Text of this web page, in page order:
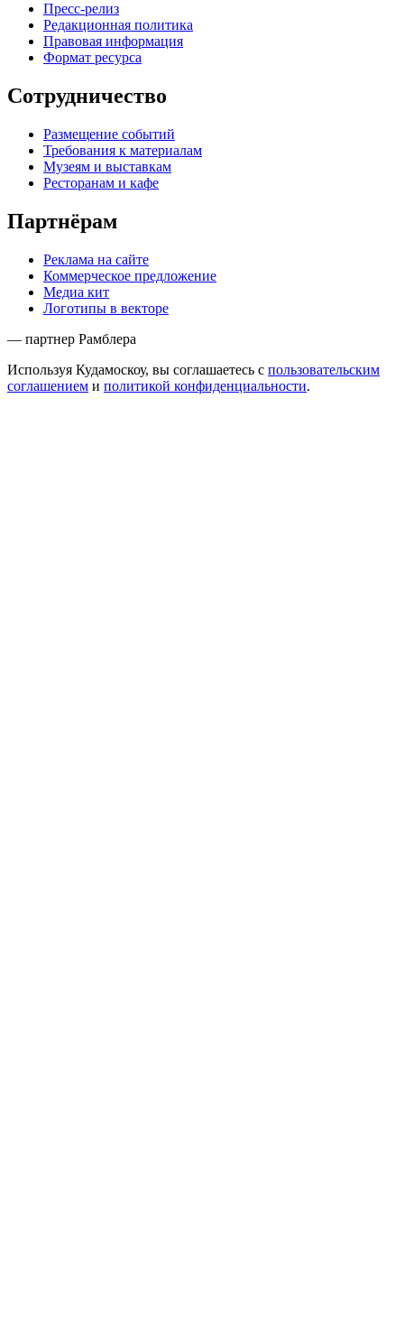
Пресс-релиз
Редакционная политика
Правовая информация
Формат ресурса
Сотрудничество
Размещение событий
Требования к материалам
Музеям и выставкам
Ресторанам и кафе
Партнёрам
Реклама на сайте
Коммерческое предложение
Медиа кит
Логотипы в векторе
— партнер Рамблера
Используя Кудамоскоу, вы соглашаетесь с пользовательским
соглашением и политикой конфиденциальности.